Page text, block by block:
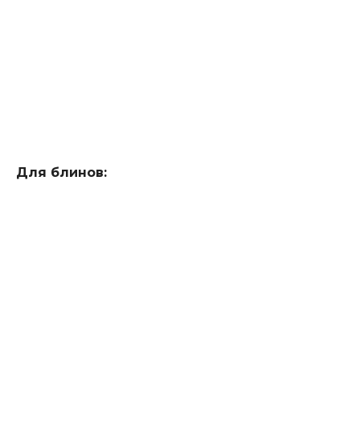
Для блинов: